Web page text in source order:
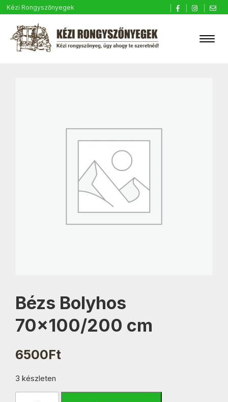
Kézi Rongyszőnyegek
Bézs Bolyhos
70×100/200 cm
6500Ft
3 készleten